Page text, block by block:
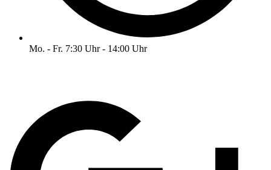
Mo. - Fr. 7:30 Uhr - 14:00 Uhr